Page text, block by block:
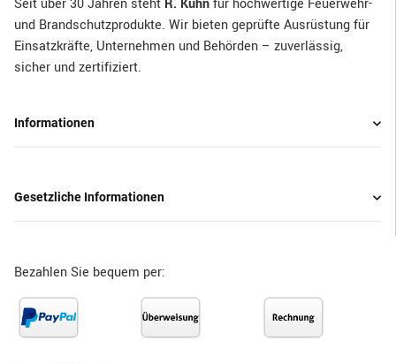
Seit über 30 Jahren steht R. Kuhnfür hochwertige Feuerwehr-
und Brandschutzprodukte. Wir bieten geprüfte Ausrüstung für
Einsatzkräfte, Unternehmen und Behörden – zuverlässig,
sicher und zertifiziert.
Informationen
Gesetzliche Informationen
Bezahlen Sie bequem per: